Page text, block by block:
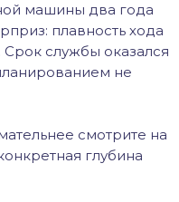
машины два года
плавность хода
службы оказался
не
смотрите на
глубина